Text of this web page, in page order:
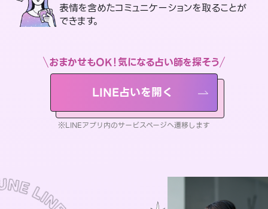
表情を含めたコミュニケーションを取ることが
できます。
おまかせもOK！気になる占い師を探そう
LINE占いを開く
※LINEアプリ内のサービスページへ遷移します